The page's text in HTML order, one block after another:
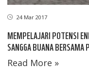
24 Mar 2017
MEMPELAJARI POTENSI
SANGGA BUANA BERSAMA
Read More »